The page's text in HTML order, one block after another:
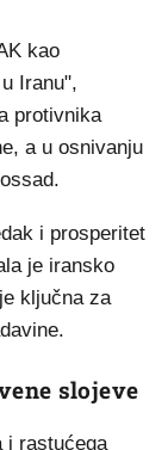
kao
Iranu",
protivnika
a u osnivanju
i prosperitet
je iransko
ključna za
slojeve
rastućega